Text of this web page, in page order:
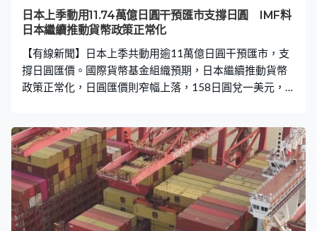
日本上季動用11.74萬億日圓干預匯市支撐日圓 IMF料
日本繼續推動貨幣政策正常化
【有線新聞】日本上季共動用逾11萬億日圓干預匯市，支
撐日圓匯價。國際貨幣基金組織預期，日本繼續推動貨幣
政策正常化，日圓匯價則窄幅上落，158日圓兌一美元，
日、5月4日及5月6日買入日圓，共涉及11.74萬億日圓。
其中4月30日的干預規模達到6.28萬億日圓，創有紀錄以
來新高。三次干預一度令日圓回升至155水平兌一美元，
但之後仍未能扭轉日圓弱勢，7月跌穿163兌一美元，見四
十年低位，促使日本上周聯同美國再次進行干預。 市場關
注日本央行貨幣政策對日圓走勢的影響。國際貨幣基金組